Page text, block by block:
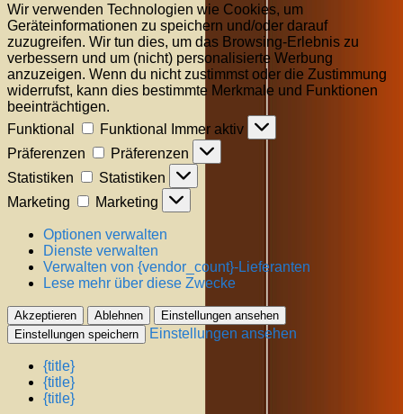
Wir verwenden Technologien wie Cookies, um
Geräteinformationen zu speichern und/oder darauf
zuzugreifen. Wir tun dies, um das Browsing-Erlebnis zu
verbessern und um (nicht) personalisierte Werbung
anzuzeigen. Wenn du nicht zustimmst oder die Zustimmung
widerrufst, kann dies bestimmte Merkmale und Funktionen
beeinträchtigen.
Funktional
Funktional
Immer aktiv
Präferenzen
Präferenzen
Statistiken
Statistiken
Marketing
Marketing
Optionen verwalten
Dienste verwalten
Verwalten von {vendor_count}-Lieferanten
Lese mehr über diese Zwecke
Akzeptieren Ablehnen
Einstellungen ansehen
Einstellungen speichern
Einstellungen ansehen
{title}
{title}
{title}